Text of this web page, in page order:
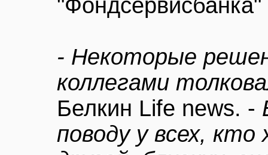
- Некоторые
коллегами
Белкин Life news. -
поводу у всех,